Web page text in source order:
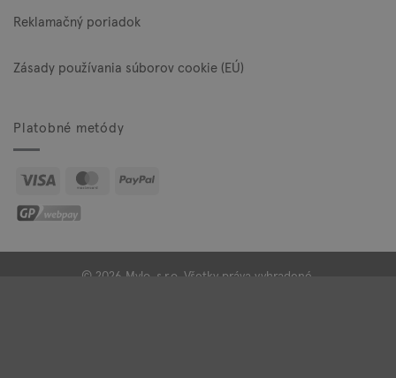
Reklamačný poriadok
Zásady používania súborov cookie (EÚ)
Platobné metódy
Visa MasterCardPayPal
© 2026 Mylo, s.r.o. Všetky práva vyhradené.